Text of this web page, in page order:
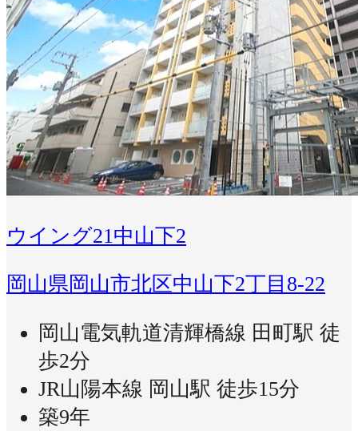
ウイング21中山下2
岡山県岡山市北区中山下2丁目8-22
岡山電気軌道清輝橋線 田町駅 徒
歩2分
JR山陽本線 岡山駅 徒歩15分
築9年